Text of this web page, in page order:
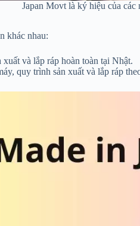
Japan Movt là ký hiệu của các
khác nhau:
và lắp ráp hoàn toàn tại Nhật.
quy trình sản xuất và lắp ráp